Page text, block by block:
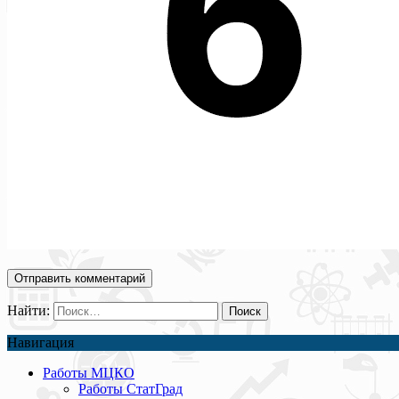
Найти:
Навигация
Работы МЦКО
Работы СтатГрад